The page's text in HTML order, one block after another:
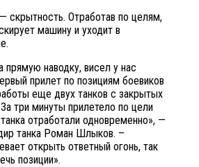
скрытность. Отработав по целям,
машину и уходит в
прямую наводку, висел у нас
прилет по позициям боевиков
еще двух танков с закрытых
три минуты прилетело по цели
отработали одновременно», —
танка Роман Шлыков. –
открыть ответный огонь, так
позиции».